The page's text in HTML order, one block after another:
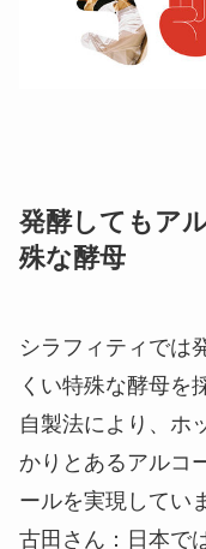
発酵してもア
殊な酵母
シラフィティでは
くい特殊な酵母を
自製法により、ホ
かりとあるアルコ
ールを実現してい
古田さん ：日本で